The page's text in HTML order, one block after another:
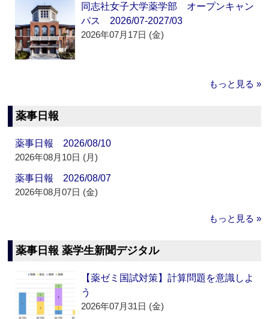
同志社女子大学薬学部 オープンキャン
パス 2026/07-2027/03
2026年07月17日 (金)
もっと見る »
薬事日報
薬事日報 2026/08/10
2026年08月10日 (月)
薬事日報 2026/08/07
2026年08月07日 (金)
もっと見る »
薬事日報 薬学生新聞デジタル
【薬ゼミ国試対策】計算問題を意識しよ
う
2026年07月31日 (金)